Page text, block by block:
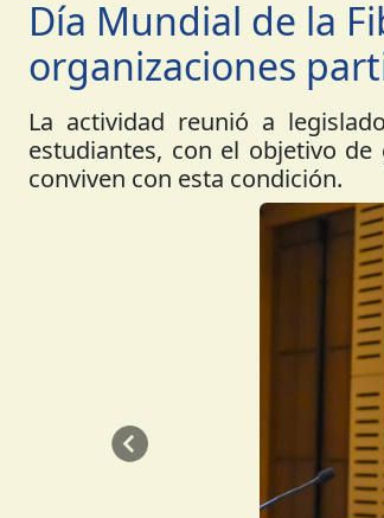
Día Mundial de la
organizaciones
La actividad reunió a
estudiantes, con el objetivo
conviven con esta condición.
Anterior